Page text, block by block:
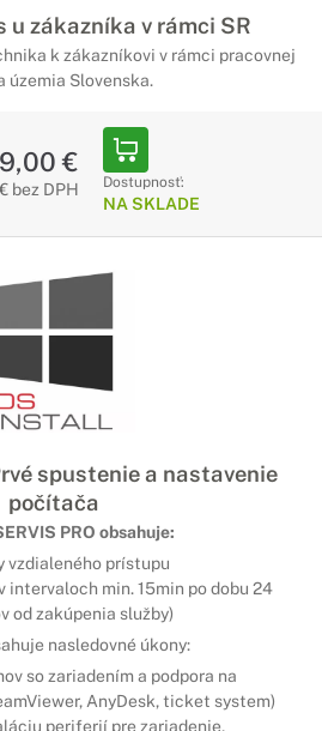
u zákazníka v rámci SR
k zákazníkovi v rámci pracovnej
územia Slovenska.
€
bez DPH Dostupnosť:
NA SKLADE
spustenie a nastavenie
počítača
PRO obsahuje:
vzdialeného prístupu
intervaloch min. 15min po dobu 24
od zakúpenia služby)
nasledovné úkony:
so zariadením a podpora na
AnyDesk, ticket system)
periferií pre zariadenie,